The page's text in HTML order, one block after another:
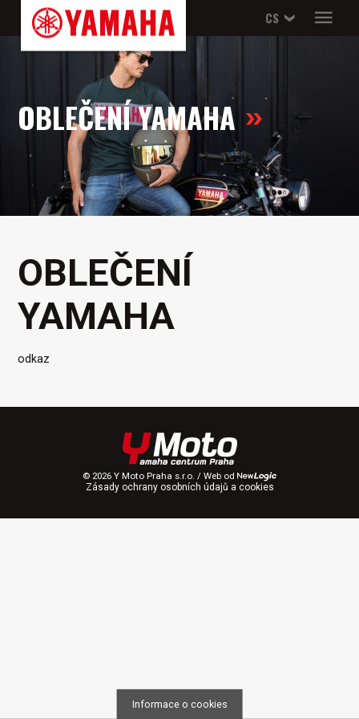
CS
OBLEČENÍ YAMAHA
OBLEČENÍ
YAMAHA
odkaz
© 2026 Y Moto Praha s.r.o. / Web od
Zásady ochrany osobních údajů a cookies